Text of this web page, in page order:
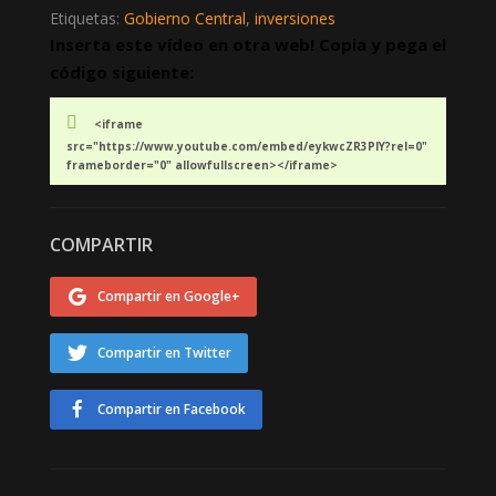
Etiquetas: Gobierno Central, inversiones
<iframe
src="https://www.youtube.com/embed/eykwcZR3PlY?rel=0"
frameborder="0" allowfullscreen></iframe>
COMPARTIR
Compartir en Google+
Compartir en Twitter
Compartir en Facebook